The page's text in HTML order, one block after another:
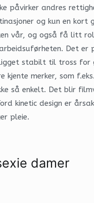
påvirker andres
og kun en kort
vår, og også få litt
Det
stabilt til tross for
merker, som
så enkelt. Det blir
kinetic design er
pleie.
damer